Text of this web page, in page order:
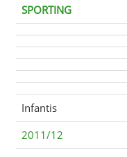
SPORTING
Infantis
2011/12